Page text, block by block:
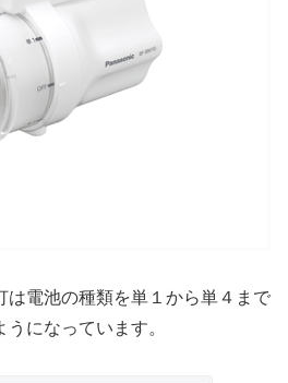
は電池の種類を単１から単４まで
になっています。